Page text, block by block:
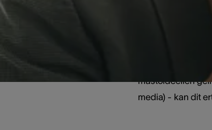
Wat
Net achter en
heeft een
mastoïdcellen
media) - kan dit